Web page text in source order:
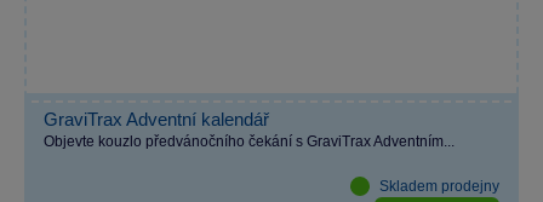
GraviTrax Adventní kalendář
Objevte kouzlo předvánočního čekání s GraviTrax Adventním...
Skladem prodejny